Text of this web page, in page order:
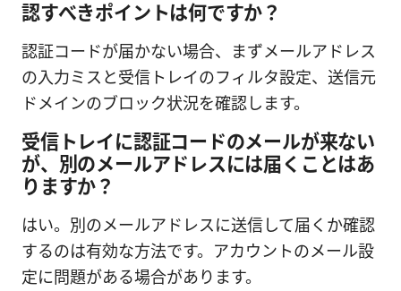
認すべきポイントは何ですか？
認証コードが届かない場合、まずメールアドレス
の入力ミスと受信トレイのフィルタ設定、送信元
ドメインのブロック状況を確認します。
受信トレイに認証コードのメールが来ない
が、別のメールアドレスには届くことはあ
りますか？
はい。別のメールアドレスに送信して届くか確認
するのは有効な方法です。アカウントのメール設
定に問題がある場合があります。